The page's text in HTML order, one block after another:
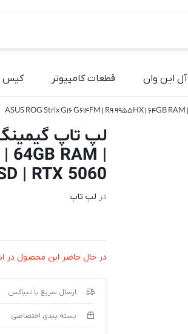
آل این وان قطعات کامپیوتر کیس
64GB RAM |
| RTX 5060
در لپ تاپ
در حال حاضر این محصول در
ارسال سریع با تیباکس
بسته بندی اختصاصی